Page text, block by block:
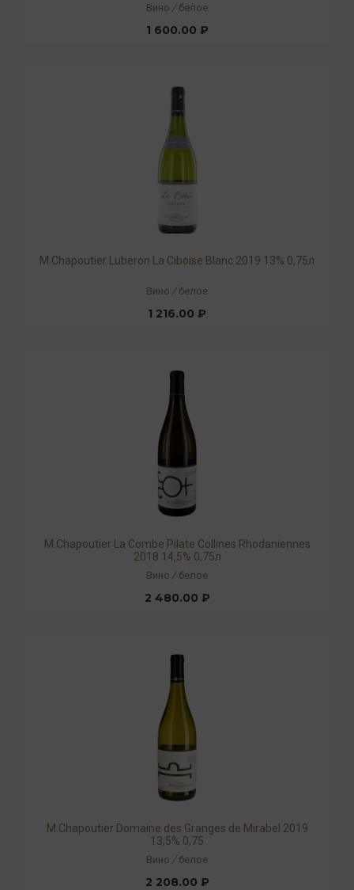
Вино / белое
1 600.00 ₽
M.Chapoutier Luberon La Ciboise Blanc 2019 13% 0,75л
Вино / белое
1 216.00 ₽
M.Chapoutier La Combe Pilate Collines Rhodaniennes
2018 14,5% 0,75л
Вино / белое
2 480.00 ₽
M.Chapoutier Domaine des Granges de Mirabel 2019
13,5% 0,75
Вино / белое
2 208.00 ₽